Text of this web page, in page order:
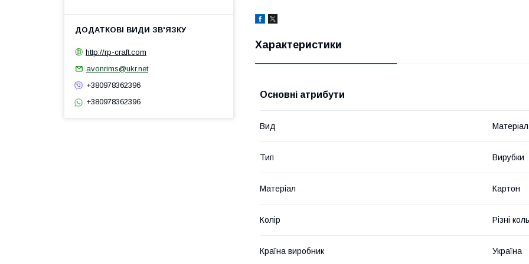
Характеристики
Основні атрибути
Вид Матеріал
Тип Вирубки
Матеріал Картон
Колір Різні
Країна виробник Україна
http://rp-craft.com
avonrims@ukr.net
+380978362396
+380978362396